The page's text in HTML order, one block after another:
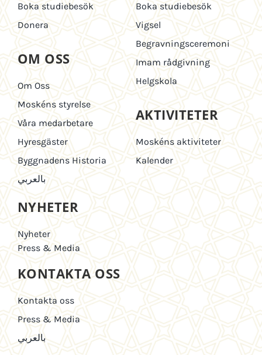
Boka studiebesök
Donera
OM OSS
Om Oss
Moskéns styrelse
Våra medarbetare
Hyresgäster
Byggnadens Historia
بالعربي
Boka studiebesök
Vigsel
Begravningsceremoni
Imam rådgivning
Helgskola
AKTIVITETER
Moskéns aktiviteter
Kalender
NYHETER
Nyheter
Press & Media
KONTAKTA OSS
Kontakta oss
Press & Media
بالعربي